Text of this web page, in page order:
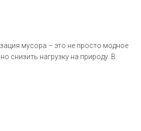
мусора – это не просто модное
снизить нагрузку на природу. В